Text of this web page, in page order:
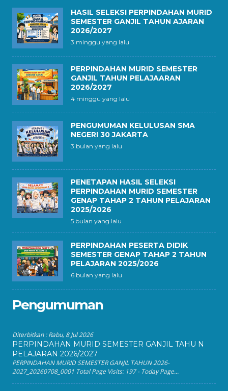
HASIL SELEKSI PERPINDAHAN MURID
SEMESTER GANJIL TAHUN AJARAN
2026/2027
3 minggu yang lalu
PERPINDAHAN MURID SEMESTER
GANJIL TAHUN PELAJAARAN
2026/2027
4 minggu yang lalu
PENGUMUMAN KELULUSAN SMA
NEGERI 30 JAKARTA
3 bulan yang lalu
PENETAPAN HASIL SELEKSI
PERPINDAHAN MURID SEMESTER
GENAP TAHAP 2 TAHUN PELAJARAN
2025/2026
5 bulan yang lalu
PERPINDAHAN PESERTA DIDIK
SEMESTER GENAP TAHAP 2 TAHUN
PELAJARAN 2025/2026
6 bulan yang lalu
Pengumuman
Diterbitkan :Rabu, 8 Jul 2026
PERPINDAHAN MURID SEMESTER GANJIL TAHU N
PELAJARAN 2026/2027
PERPINDAHAN MURID SEMESTER GANJIL TAHUN 2026-
2027_20260708_0001 Total Page Visits: 197 - Today Page...